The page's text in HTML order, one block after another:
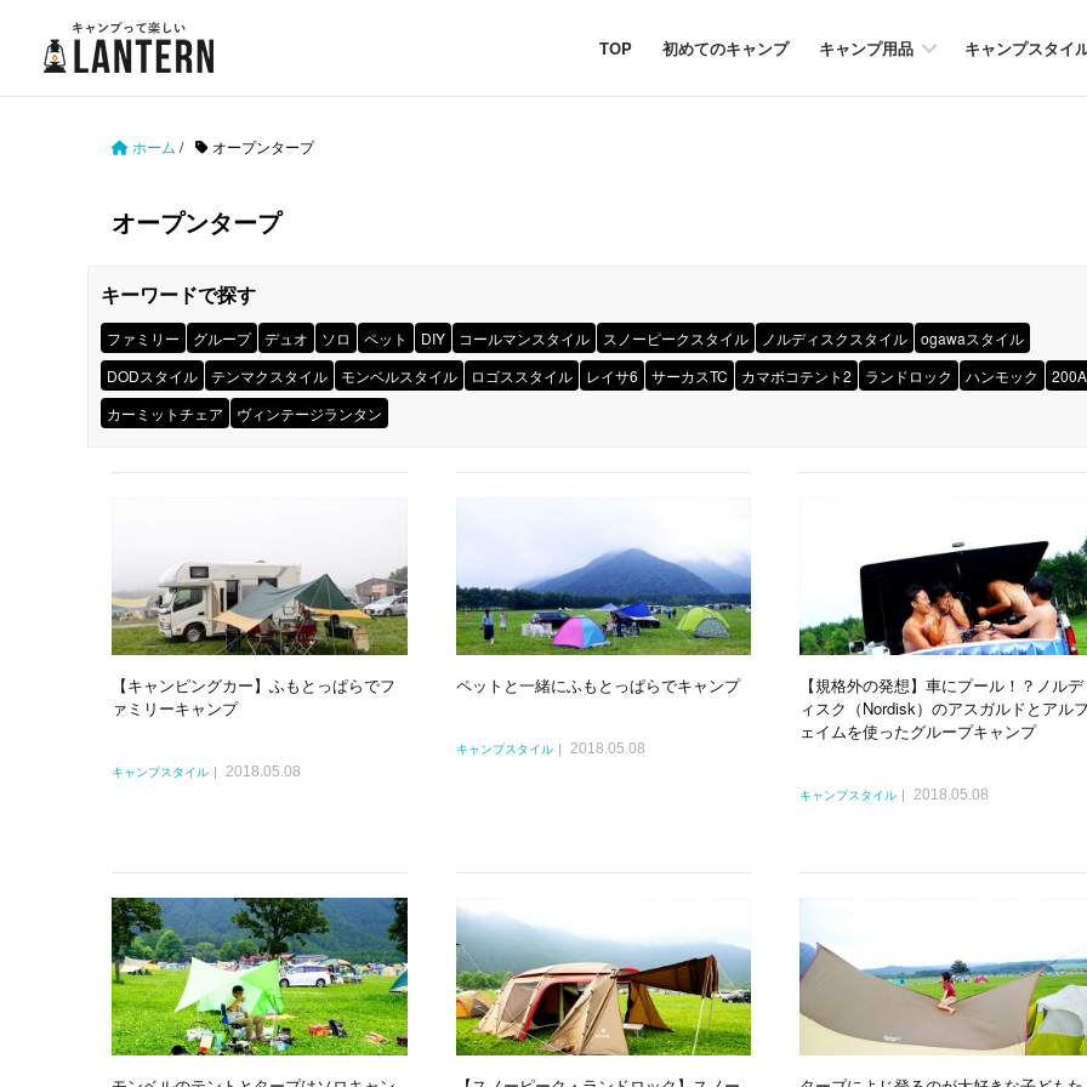
TOP 初めてのキャンプ キャンプ用品 キャンプスタイ
ホーム / オープンタープ
オープンタープ
キーワードで探す
ファミリー グループ デュオ ソロ ペット DIY コールマンスタイル スノーピークスタイル ノルディスクスタイル
ogawaスタイル
DODスタイル
テンマクスタイル モンベルスタイル ロゴススタイル レイサ6 サーカスTC カマボコテント2 ランドロック ハンモック
200A
カーミットチェア
ヴィンテージランタン
【キャンピングカー】ふもとっぱらでフ
ァミリーキャンプ
キャンプスタイル 2018.05.08
ペットと一緒にふもとっぱらでキャンプ
キャンプスタイル 2018.05.08
【規格外の発想】車にプール！？ノルデ
ィスク（Nordisk）のアスガルドとアル
ェイムを使ったグループキャンプ
キャンプスタイル 2018.05.08